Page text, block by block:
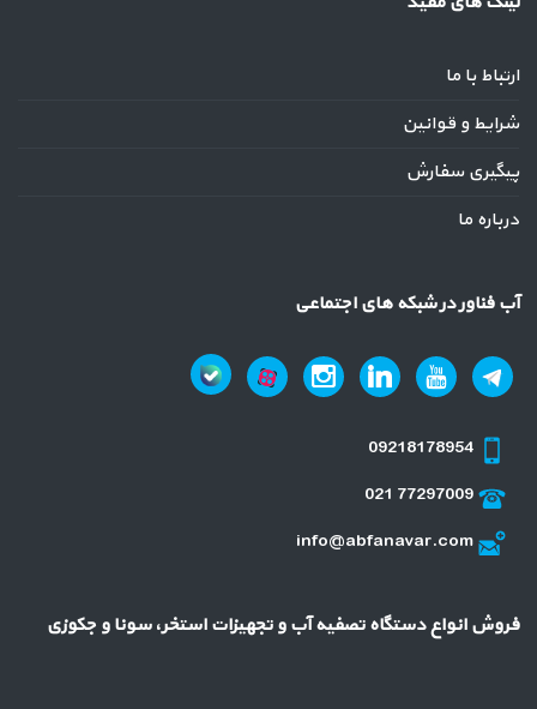
ارتباط با ما
شرایط و قوانین
پیگیری سفارش
درباره ما
آب فناور در شبکه های اجتماعی
09218178954
021 77297009
info@abfanavar.com
فروش انواع دستگاه تصفیه آب و تجهیزات استخر، سونا و جکوزی